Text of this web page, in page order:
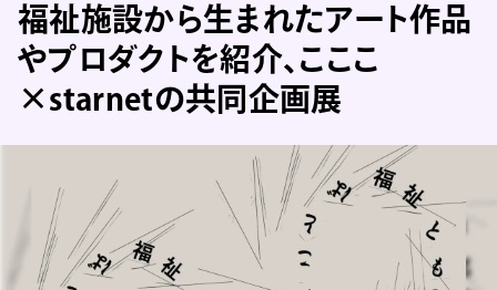
ZH
福祉施設から生まれたアート作品
やプロダクトを紹介、こここ
×starnetの共同企画展